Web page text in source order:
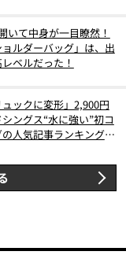
いて中身が一目瞭然！
ルダーバッグ」は、出
ベルだった！
ックに変形」2,900円
ングス“水に強い”初コ
人気記事ランキングベ